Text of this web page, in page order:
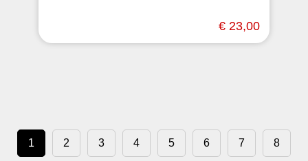
€ 23,00
1 2 3 4 5 6 7 8